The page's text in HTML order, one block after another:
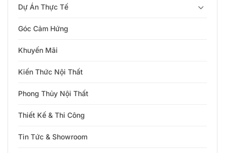
Dự Án Thực Tế
Góc Cảm Hứng
Khuyến Mãi
Kiến Thức Nội Thất
Phong Thủy Nội Thất
Thiết Kế & Thi Công
Tin Tức & Showroom